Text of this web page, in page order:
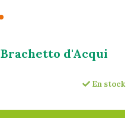
d'Acqui
En stock